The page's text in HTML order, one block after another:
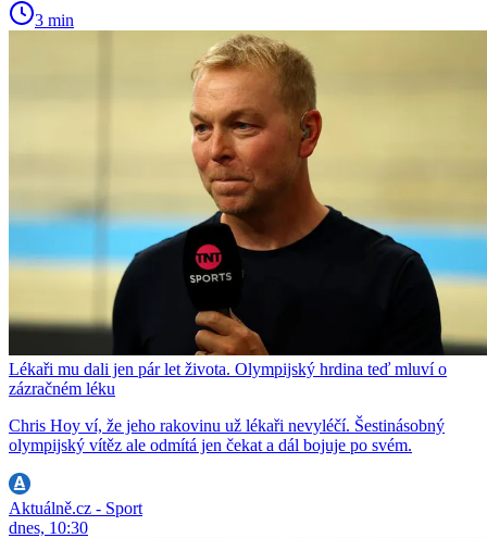
3 min
Lékaři mu dali jen pár let života. Olympijský hrdina teď mluví o
zázračném léku
Chris Hoy ví, že jeho rakovinu už lékaři nevyléčí. Šestinásobný
olympijský vítěz ale odmítá jen čekat a dál bojuje po svém.
Aktuálně.cz - Sport
dnes, 10:30